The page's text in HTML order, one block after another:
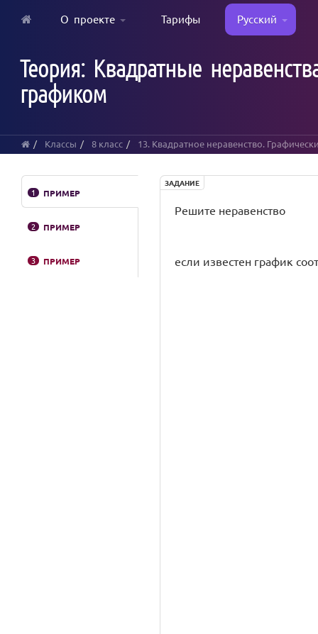
content
О проекте Тарифы Русский
Теория: Квадратные
графиком
Классы 8 класс 13. Квадратное неравенство.
1 ПРИМЕР
2 ПРИМЕР
3 ПРИМЕР
ЗАДАНИЕ
Решите неравенство
если известен график